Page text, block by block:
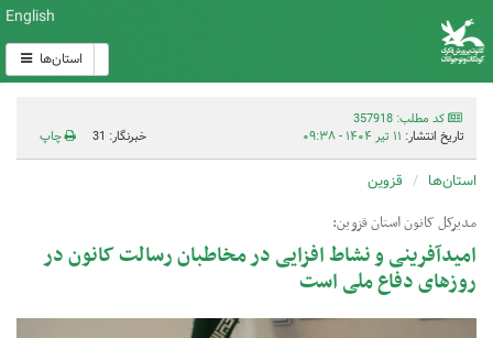
English
استان‌ها
کد مطلب: 357918
تاریخ انتشار: ۱۱ تیر ۱۴۰۴ - ۰۹:۳۸ خبرنگار: 31 چاپ
استان‌ها قزوین
مدیرکل کانون استان قزوین:
امیدآفرینی و نشاط افزایی در مخاطبان رسالت کانون در
روزهای دفاع ملی است